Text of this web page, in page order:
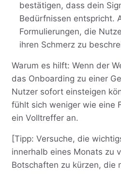
bestätigen, dass dein
Bedürfnissen entspricht.
Formulierungen, die
ihren Schmerz zu
Warum es hilft: Wenn der
das Onboarding zu einer
Nutzer sofort einsteigen
fühlt sich weniger wie eine
ein Volltreffer an.
[Tipp: Versuche, die
innerhalb eines Monats zu
Botschaften zu kürzen, die